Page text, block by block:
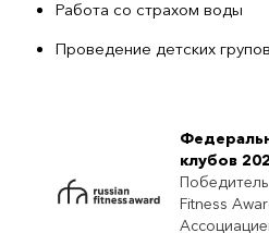
Работа со страхом воды
Проведение детских
клубов
Fitness